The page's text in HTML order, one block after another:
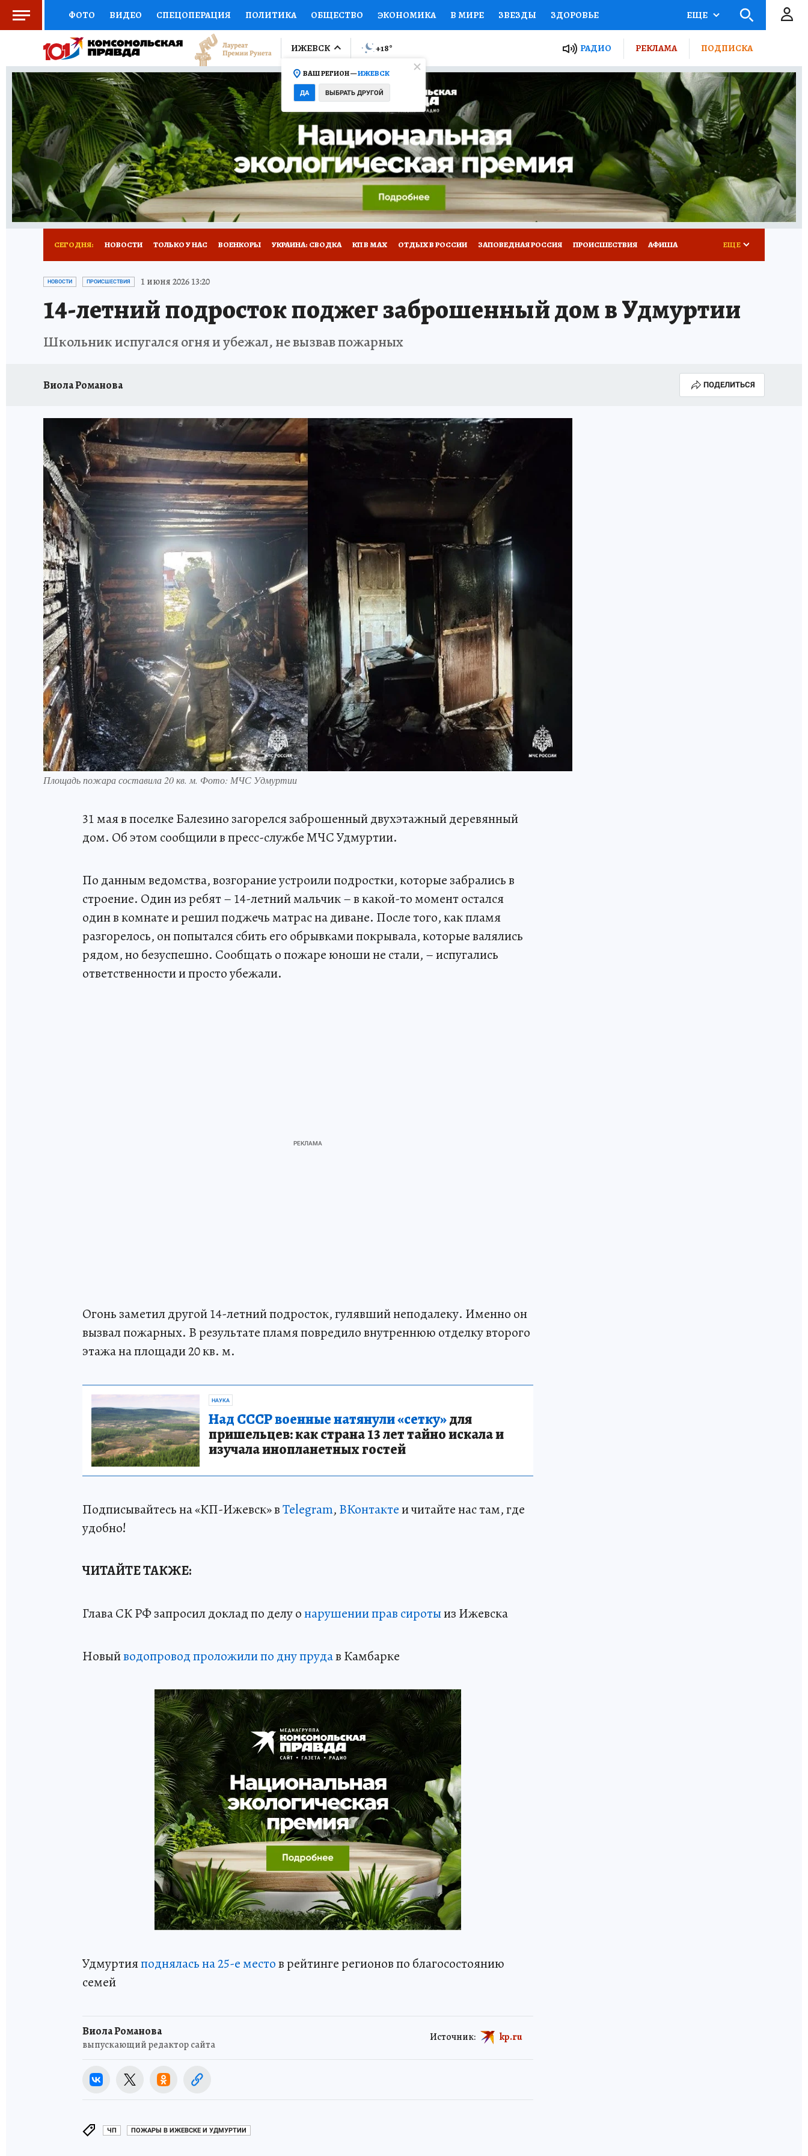
ФОТО ВИДЕО СПЕЦОПЕРАЦИЯ ПОЛИТИКА ОБЩЕСТВО ЭКОНОМИКА В МИРЕ ЗВЕЗДЫ ЗДОРОВЬЕ
СОЦПОДДЕРЖКА НАУКА СПОРТ КОЛУМНИСТЫ ПРОИСШЕСТВИЯ НАЦИОНАЛЬНЫЕ ПРОЕКТЫ РОССИИ
ВЫБОР ЭКСПЕРТОВ ДОКТОР ФИНАНСЫ ОТКРЫВАЕМ МИР Я ЗНАЮ СЕМЬЯ ЖЕНСКИЕ СЕКРЕТЫ ПУТЕВОДИТЕЛЬ
КНИЖНАЯ ПОЛКА ПРОГНОЗЫ НА СПОРТ ПРОМОКОДЫ СЕРИАЛЫ СПЕЦПРОЕКТЫ ДЕФИЦИТ ЖЕЛЕЗА ТУРИЗМ
ПРЕСС-ЦЕНТР НЕДВИЖИМОСТЬ ТЕЛЕВИЗОР КОЛЛЕКЦИИ КОНКУРСЫ РАБОТА У НАС ГИД ПОТРЕБИТЕЛЯ ВСЕ О КП
РАДИО КП РЕКЛАМА ТЕСТЫ НОВОЕ НА САЙТЕ
ЕЩЕ
ИЖЕВСК
ВАШ РЕГИОН —ИЖЕВСК
ДА ВЫБРАТЬ ДРУГОЙ
+18° РАДИО РЕКЛАМА ПОДПИСКА
СЕГОДНЯ: НОВОСТИ ТОЛЬКО У НАС ВОЕНКОРЫ УКРАИНА: СВОДКА КП В МАХ ОТДЫХ В РОССИИ ЗАПОВЕДНАЯ РОССИЯ ПРОИСШЕСТВИЯ АФИША
РЕКЛАМА НА САЙТЕ ПУТЕВОДИТЕЛЬ ПО СТРОЙКЕ И РЕМОНТУ
ЕЩЕ
НОВОСТИ ПРОИСШЕСТВИЯ 1 июня 2026 13:20
14-летний подросток поджег заброшенный дом в Удмуртии
Школьник испугался огня и убежал, не вызвав пожарных
Виола Романова ПОДЕЛИТЬСЯ
Площадь пожара составила 20 кв. м. Фото: МЧС Удмуртии
31 мая в поселке Балезино загорелся заброшенный двухэтажный деревянный
дом. Об этом сообщили в пресс-службе МЧС Удмуртии.
По данным ведомства, возгорание устроили подростки, которые забрались в
строение. Один из ребят – 14-летний мальчик – в какой-то момент остался
один в комнате и решил поджечь матрас на диване. После того, как пламя
разгорелось, он попытался сбить его обрывками покрывала, которые валялись
рядом, но безуспешно. Сообщать о пожаре юноши не стали, – испугались
ответственности и просто убежали.
Огонь заметил другой 14-летний подросток, гулявший неподалеку. Именно он
вызвал пожарных. В результате пламя повредило внутреннюю отделку второго
этажа на площади 20 кв. м.
НАУКА
Над СССР военные натянули «сетку»для
пришельцев: как страна 13 лет тайно искала и
изучала инопланетных гостей
Подписывайтесь на «КП-Ижевск» вTelegram, ВКонтактеи читайте нас там, где
удобно!
ЧИТАЙТЕ ТАКЖЕ:
Глава СК РФ запросил доклад по делу онарушении прав сиротыиз Ижевска
Новыйводопровод проложили по дну прудав Камбарке
Удмуртияподнялась на 25-е местов рейтинге регионов по благосостоянию
семей
Виола Романова
выпускающий редактор сайта
Источник: kp.ru
ЧП ПОЖАРЫ В ИЖЕВСКЕ И УДМУРТИИ